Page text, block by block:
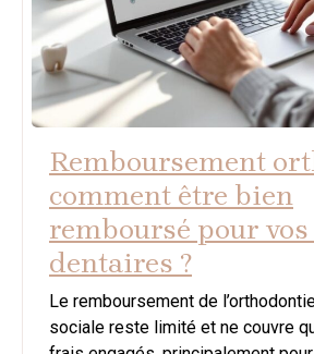
Remboursement
comment être bien
remboursé pour
dentaires ?
Le remboursement de
sociale reste limité et ne couvre